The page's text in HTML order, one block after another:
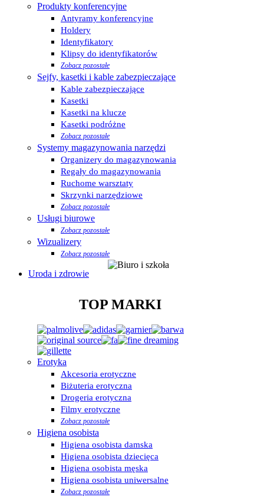
Produkty konferencyjne
Antyramy konferencyjne
Holdery
Identyfikatory
Klipsy do identyfikatorów
Zobacz pozostałe
Sejfy, kasetki i kable zabezpieczające
Kable zabezpieczające
Kasetki
Kasetki na klucze
Kasetki podróżne
Zobacz pozostałe
Systemy magazynowania narzędzi
Organizery do magazynowania
Regały do magazynowania
Ruchome warsztaty
Skrzynki narzędziowe
Zobacz pozostałe
Usługi biurowe
Zobacz pozostałe
Wizualizery
Zobacz pozostałe
Uroda i zdrowie
TOP MARKI
Erotyka
Akcesoria erotyczne
Biżuteria erotyczna
Drogeria erotyczna
Filmy erotyczne
Zobacz pozostałe
Higiena osobista
Higiena osobista damska
Higiena osobista dziecięca
Higiena osobista męska
Higiena osobista uniwersalne
Zobacz pozostałe